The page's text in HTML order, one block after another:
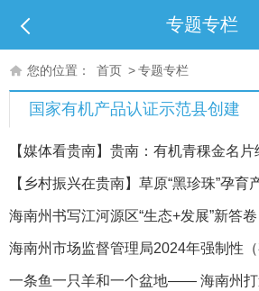
专题专栏
您的位置： 首页 >专题专栏
国家有机产品认证示范县创建
【媒体看贵南】贵南：有机青稞金名
新图景
【乡村振兴在贵南】草原“黑珍珠”孕育
望
海南州书写江河源区“生态+发展”新答卷
海南州市场监督管理局2024年强制性（
认证产品及工业产品质量监督抽查结果
一条鱼一只羊和一个盆地—— 海南州